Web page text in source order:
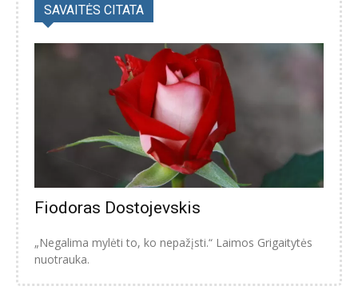
SAVAITĖS CITATA
Fiodoras Dostojevskis
„Negalima mylėti to, ko nepažįsti.“ Laimos Grigaitytės
nuotrauka.